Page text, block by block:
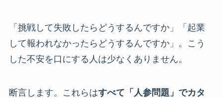
「挑戦して失敗したらどうするんですか」「起業
して報われなかったらどうするんですか」。こう
した不安を口にする人は少なくありません。
断言します。これらはすべて「人参問題」でカタ